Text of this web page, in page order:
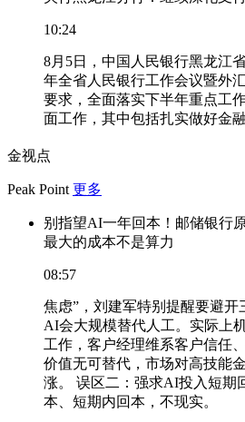
10:24
8月5日，中国人民银行黑龙江
年全省人民银行工作会议暨外
要求，全面落实下半年重点工
面工作，其中包括扎实做好金
金视点
Peak Point 更多
别指望AI一年回本！邮储银行
最大的成本不是算力
08:57
焦虑”，刘建军特别提醒要避开
AI会大规模替代人工。实际上
工作，客户经理维系客户信任
价值无可替代，市场对高技能
涨。 误区二：强求AI投入短期
本、短期内回本，不现实。